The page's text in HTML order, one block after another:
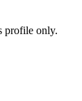
profile only.